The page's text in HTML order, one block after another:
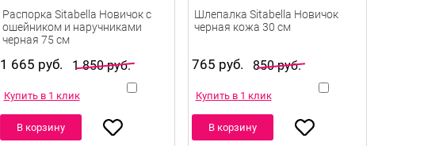
1 665 руб. 1 850 руб.
Купить в 1 клик
В корзину
765 руб. 850 руб.
Купить в 1 клик
В корзину